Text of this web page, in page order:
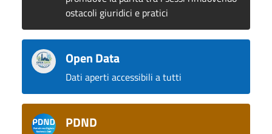
ostacoli giuridici e pratici
Open Data
Dati aperti accessibili a tutti
PDND